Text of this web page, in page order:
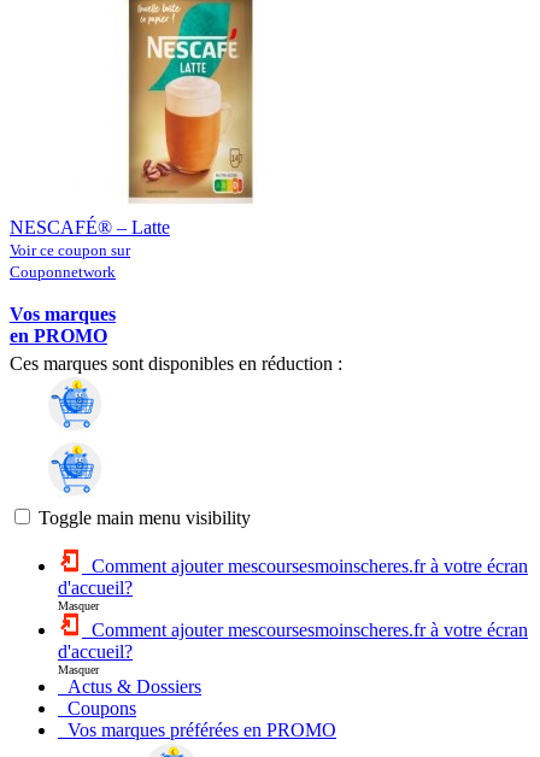
NESCAFÉ® – Latte
Voir ce coupon sur
Couponnetwork
Vos marques
en PROMO
Ces marques sont disponibles en réduction :
Toggle main menu visibility
Comment ajouter mescoursesmoinscheres.fr à votre écran
d'accueil?
Masquer
Comment ajouter mescoursesmoinscheres.fr à votre écran
d'accueil?
Masquer
Actus & Dossiers
Coupons
Vos marques préférées en PROMO